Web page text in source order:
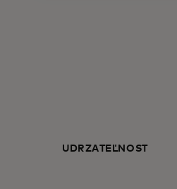
UDRŽATEĽNOSŤ